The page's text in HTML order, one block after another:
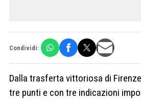
Condividi:
Dalla trasferta vittoriosa di
tre punti e con tre indicazioni